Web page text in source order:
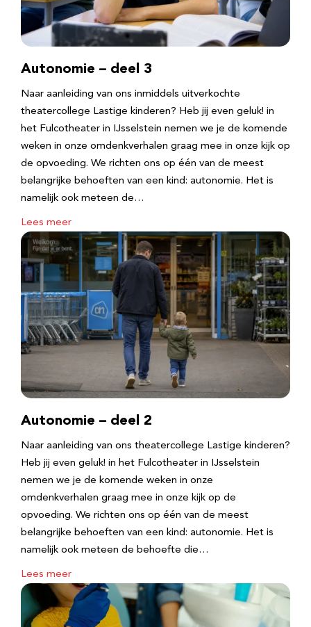
Autonomie – deel 3
Naar aanleiding van ons inmiddels uitverkochte
theatercollege Lastige kinderen? Heb jij even geluk! in
het Fulcotheater in IJsselstein nemen we je de komende
weken in onze omdenkverhalen graag mee in onze kijk op
de opvoeding. We richten ons op één van de meest
belangrijke behoeften van een kind: autonomie. Het is
namelijk ook meteen de…
Lees meer
Autonomie – deel 2
Naar aanleiding van ons theatercollege Lastige kinderen?
Heb jij even geluk! in het Fulcotheater in IJsselstein
nemen we je de komende weken in onze
omdenkverhalen graag mee in onze kijk op de
opvoeding. We richten ons op één van de meest
belangrijke behoeften van een kind: autonomie. Het is
namelijk ook meteen de behoefte die…
Lees meer